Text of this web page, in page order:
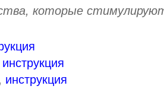
которые
инструкция
, инструкция